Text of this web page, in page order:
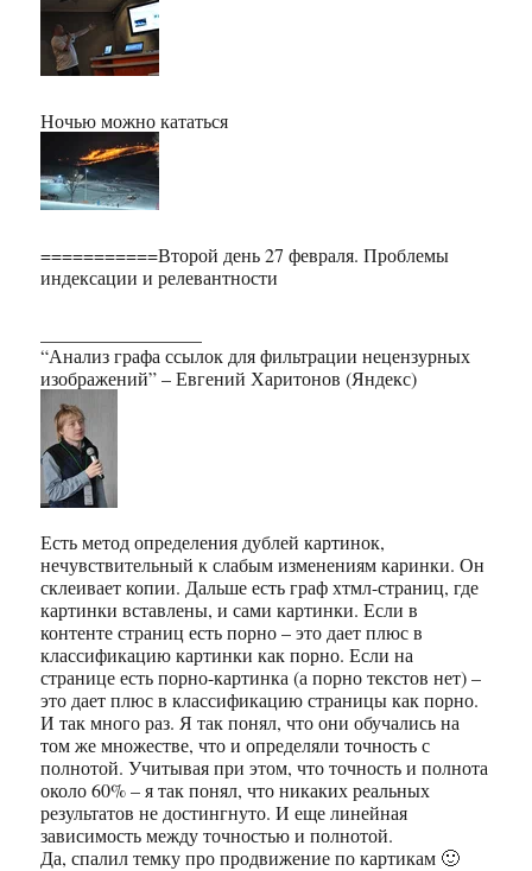
Ночью можно кататься
===========Второй день 27 февраля. Проблемы
индексации и релевантности
“Анализ графа ссылок для фильтрации нецензурных
изображений” – Евгений Харитонов (Яндекс)
Есть метод определения дублей картинок,
нечувствительный к слабым изменениям каринки. Он
склеивает копии. Дальше есть граф хтмл-страниц, где
картинки вставлены, и сами картинки. Если в
контенте страниц есть порно – это дает плюс в
классификацию картинки как порно. Если на
странице есть порно-картинка (а порно текстов нет) –
это дает плюс в классификацию страницы как порно.
И так много раз. Я так понял, что они обучались на
том же множестве, что и определяли точность с
полнотой. Учитывая при этом, что точность и полнота
около 60% – я так понял, что никаких реальных
результатов не достингнуто. И еще линейная
зависимость между точностью и полнотой.
Да, спалил темку про продвижение по картикам 🙂